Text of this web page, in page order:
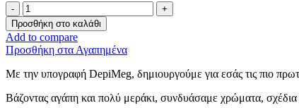
Η
Πρώτη
Μου
Λαμπάδα
-Μονόγραμμα-
ποσότητα
Προσθήκη στο καλάθι
Add to compare
Προσθήκη στα Αγαπημένα
Με την υπογραφή DepiMeg, δημιουργούμε για εσάς τις πιο
Βάζοντας αγάπη και πολύ μεράκι, συνδυάσαμε χρώματα,